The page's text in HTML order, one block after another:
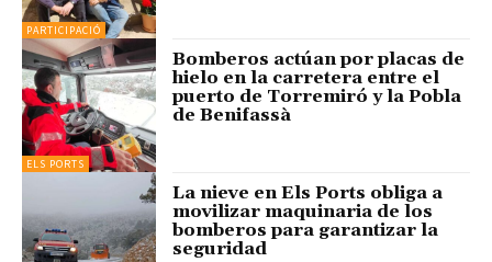
PARTICIPACIÓ
ELS PORTS
Bomberos actúan por placas de
hielo en la carretera entre el
puerto de Torremiró y la Pobla
de Benifassà
La nieve en Els Ports obliga a
movilizar maquinaria de los
bomberos para garantizar la
seguridad